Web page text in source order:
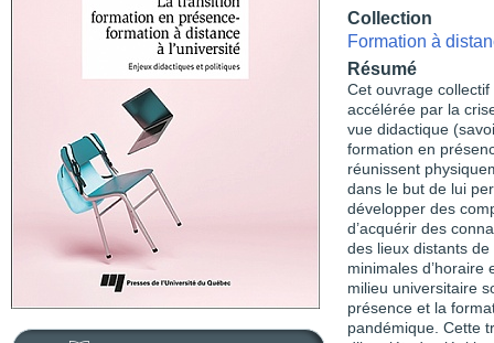
Collection
Formation à
Résumé
Cet ouvrage
accélérée par la
vue didactique
formation en
réunissent
dans le but de lui
développer des
d’acquérir des
des lieux distants de
minimales
milieu universitaire
présence et la
pandémique. Cette